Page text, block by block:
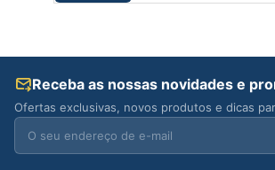
Receba as nossas novidades e
Ofertas exclusivas, novos produtos e dicas